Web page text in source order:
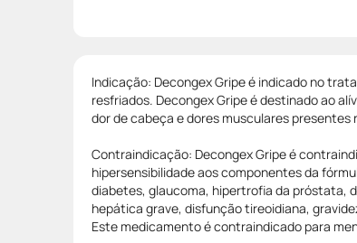
Indicação: Decongex Gripe é indicado no
resfriados. Decongex Gripe é destinado ao
dor de cabeça e dores musculares presentes
Contraindicação: Decongex Gripe é
hipersensibilidade aos componentes da
diabetes, glaucoma, hipertrofia da próstata,
hepática grave, disfunção tireoidiana,
Este medicamento é contraindicado para